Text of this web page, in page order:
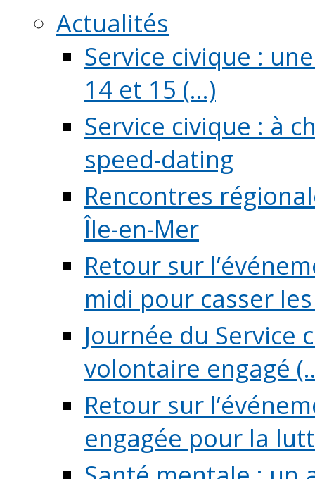
Actualités
Service civique :
14 et 15 (...)
Service civique : à
speed-dating
Rencontres
Île-en-Mer
Retour sur
midi pour casser les
Journée du Service
volontaire engagé
Retour sur
engagée pour la